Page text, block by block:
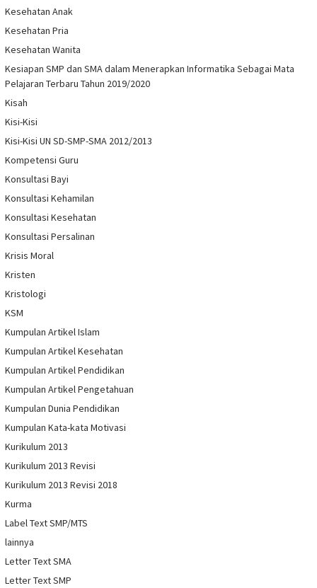
Kesehatan Anak
Kesehatan Pria
Kesehatan Wanita
Kesiapan SMP dan SMA dalam Menerapkan Informatika Sebagai Mata
Pelajaran Terbaru Tahun 2019/2020
Kisah
Kisi-Kisi
Kisi-Kisi UN SD-SMP-SMA 2012/2013
Kompetensi Guru
Konsultasi Bayi
Konsultasi Kehamilan
Konsultasi Kesehatan
Konsultasi Persalinan
Krisis Moral
Kristen
Kristologi
KSM
Kumpulan Artikel Islam
Kumpulan Artikel Kesehatan
Kumpulan Artikel Pendidikan
Kumpulan Artikel Pengetahuan
Kumpulan Dunia Pendidikan
Kumpulan Kata-kata Motivasi
Kurikulum 2013
Kurikulum 2013 Revisi
Kurikulum 2013 Revisi 2018
Kurma
Label Text SMP/MTS
lainnya
Letter Text SMA
Letter Text SMP